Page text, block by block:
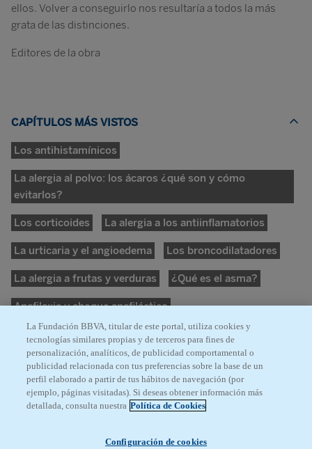
ellos. Volver a conseguirlo nos resultaría a todos la más
grata de las distinciones.
Editores de la obra
CAPÍTULOS MÁS VISTOS
Los antihistamínicos
La alergia al polvo: los ácaros ¿qué son y cómo
evitarlos?
Los corticoides La alergia a los antiinflamatorios
La urticaria y el angioedema Los broncodilatadores
La alergia a frutas y verduras ¿Qué es el asma?
Anafilaxia y choque anafiláctico
© Fundación BBVA,
.
La Fundación BBVA, titular de este portal, utiliza cookies y
tecnologías similares propias y de terceros para fines de
personalización, analíticos, de publicidad comportamental o
publicidad relacionada con tus preferencias sobre la base de un
perfil elaborado a partir de tus hábitos de navegación (por
ejemplo, páginas visitadas). Si deseas obtener información más
detallada, consulta nuestra Política de Cookies
Configuración de cookies